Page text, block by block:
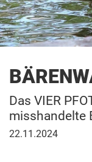
Das VIER
misshandelte
22.
22.11.2024